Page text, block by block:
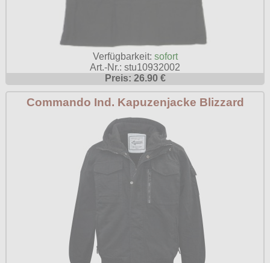
Verfügbarkeit: sofort
Art.-Nr.: stu10932002
Preis: 26.90 €
Commando Ind. Kapuzenjacke Blizzard